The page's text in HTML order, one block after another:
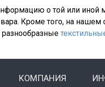
о той или иной
Кроме того, на
разнообразные
КОМПАНИЯ